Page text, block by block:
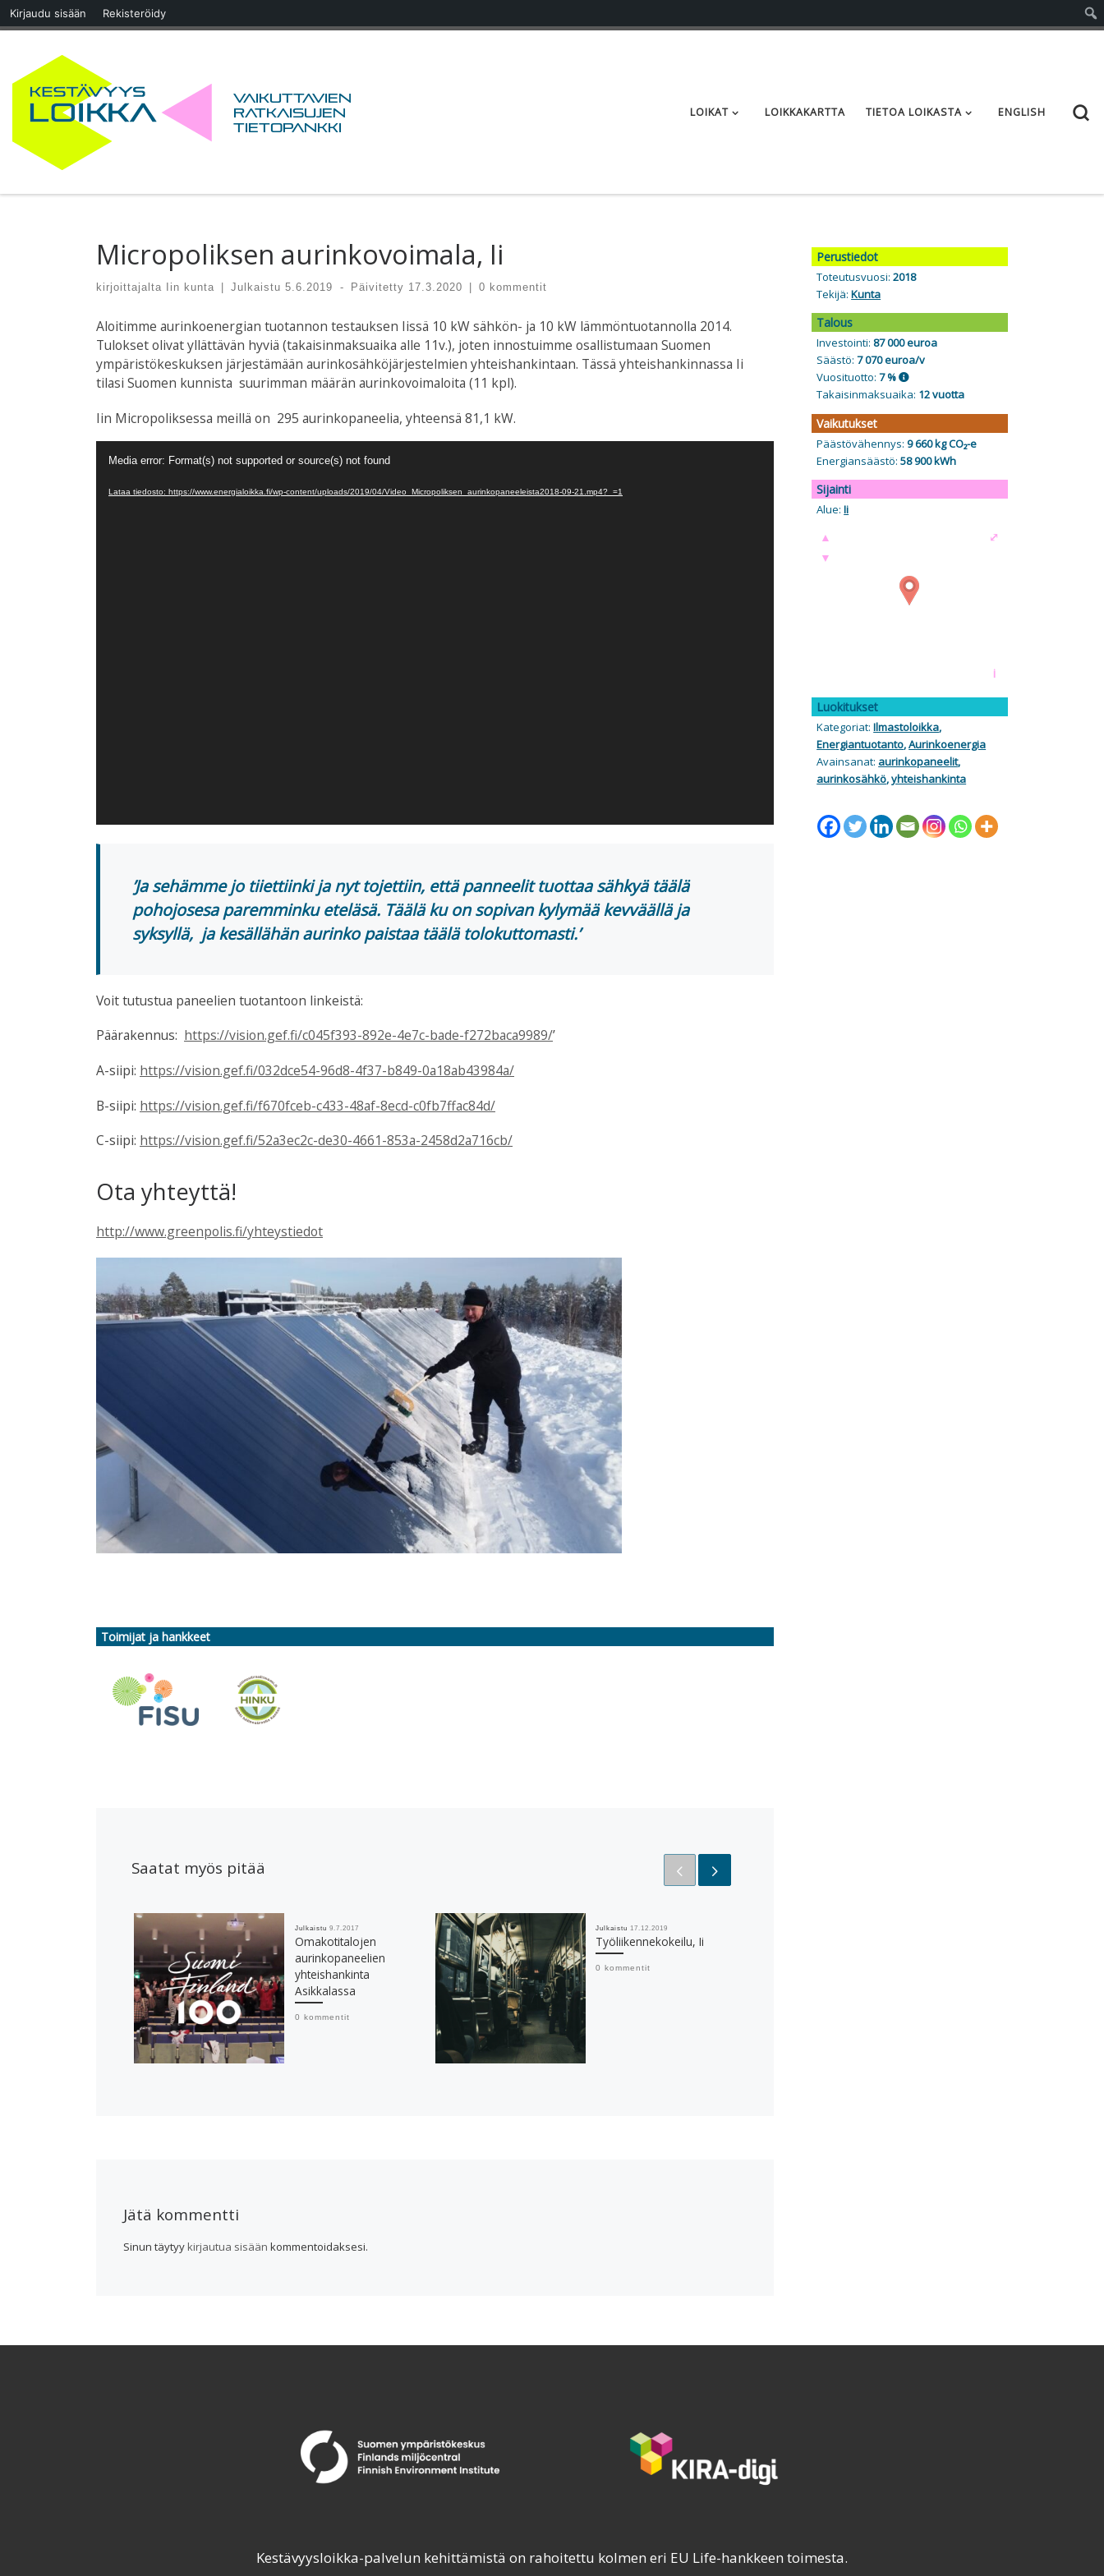
Kirjaudu sisään Rekisteröidy
Skip to content
Vaikuttavien
ratkaisujen
tietopankki
LOIKAT LOIKKAKARTTA TIETOA LOIKASTA ENGLISH
Micropoliksen aurinkovoimala, Ii
kirjoittajalta Iin kunta Julkaistu5.6.2019 - Päivitetty 17.3.2020 0 kommentit
Aloitimme aurinkoenergian tuotannon testauksen Iissä 10 kW sähkön- ja 10 kW lämmöntuotannolla 2014.
Tulokset olivat yllättävän hyviä (takaisinmaksuaika alle 11v.), joten innostuimme osallistumaan Suomen
ympäristökeskuksen järjestämään aurinkosähköjärjestelmien yhteishankintaan. Tässä yhteishankinnassa Ii
tilasi Suomen kunnista suurimman määrän aurinkovoimaloita (11 kpl).
Iin Micropoliksessa meillä on 295 aurinkopaneelia, yhteensä 81,1 kW.
Media error: Format(s) not supported or source(s) not found
Lataa tiedosto: https://www.energialoikka.fi/wp-content/uploads/2019/04/Video_Micropoliksen_aurinkopaneeleista2018-09-21.mp4?_=1
’Ja sehämme jo tiiettiinki ja nyt tojettiin, että panneelit tuottaa sähkyä täälä
pohojosesa paremminku eteläsä. Täälä ku on sopivan kylymää kevväällä ja
syksyllä, ja kesällähän aurinko paistaa täälä tolokuttomasti.’
Voit tutustua paneelien tuotantoon linkeistä:
Päärakennus: https://vision.gef.fi/c045f393-892e-4e7c-bade-f272baca9989/’
A-siipi: https://vision.gef.fi/032dce54-96d8-4f37-b849-0a18ab43984a/
B-siipi: https://vision.gef.fi/f670fceb-c433-48af-8ecd-c0fb7ffac84d/
C-siipi: https://vision.gef.fi/52a3ec2c-de30-4661-853a-2458d2a716cb/
Ota yhteyttä!
http://www.greenpolis.fi/yhteystiedot
Toimijat ja hankkeet
Saatat myös pitää
Julkaistu 9.7.2017
Omakotitalojen
aurinkopaneelien
yhteishankinta
Asikkalassa
0 kommentit
Julkaistu 17.12.2019
Työliikennekokeilu, Ii
0 kommentit
Jätä kommentti
Sinun täytyy kirjautua sisään kommentoidaksesi.
Perustiedot
Toteutusvuosi:2018
Tekijä:Kunta
Talous
Investointi:87 000 euroa
Säästö:7 070 euroa/v
Vuosituotto:7 %
Takaisinmaksuaika: 12 vuotta
Vaikutukset
Päästövähennys:9 660 kg CO₂-e
Energiansäästö:58 900 kWh
Sijainti
Alue:Ii
▲
▼
i
⤢
Luokitukset
Kategoriat:Ilmastoloikka,
Energiantuotanto,Aurinkoenergia
Avainsanat: aurinkopaneelit,
aurinkosähkö,yhteishankinta
Kestävyysloikka-palvelun kehittämistä on rahoitettu kolmen eri EU Life-hankkeen toimesta.